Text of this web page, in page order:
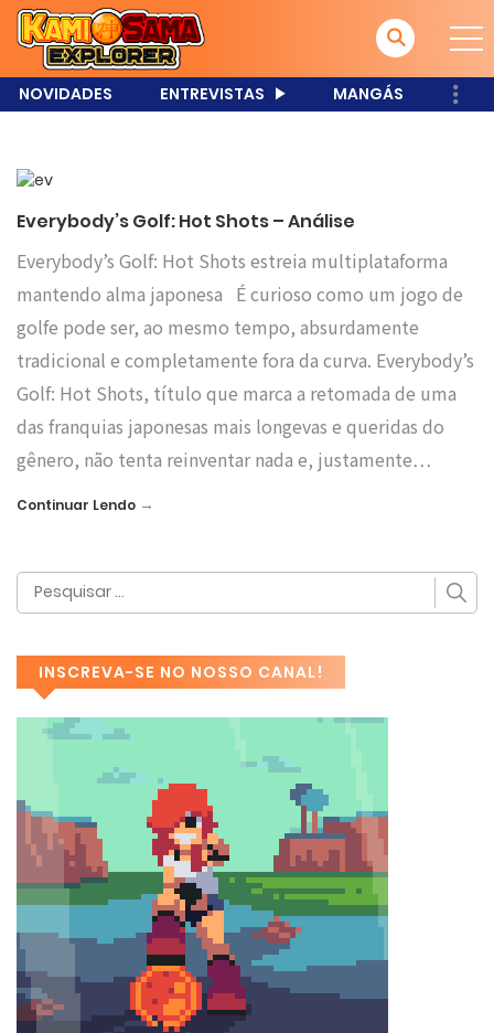
NOVIDADES ENTREVISTAS MANGÁS
Everybody’s Golf: Hot Shots – Análise
Everybody’s Golf: Hot Shots estreia multiplataforma
mantendo alma japonesa É curioso como um jogo de
golfe pode ser, ao mesmo tempo, absurdamente
tradicional e completamente fora da curva. Everybody’s
Golf: Hot Shots, título que marca a retomada de uma
das franquias japonesas mais longevas e queridas do
gênero, não tenta reinventar nada e, justamente…
Continuar Lendo →
INSCREVA-SE NO NOSSO CANAL!